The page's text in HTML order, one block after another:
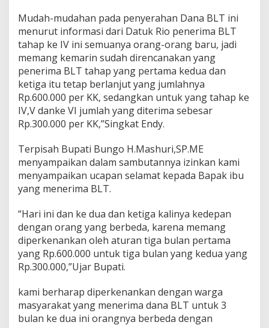
Mudah-mudahan pada penyerahan Dana BLT ini
menurut informasi dari Datuk Rio penerima BLT
tahap ke IV ini semuanya orang-orang baru, jadi
memang kemarin sudah direncanakan yang
penerima BLT tahap yang pertama kedua dan
ketiga itu tetap berlanjut yang jumlahnya
Rp.600.000 per KK, sedangkan untuk yang tahap ke
IV,V danke VI jumlah yang diterima sebesar
Rp.300.000 per KK,”Singkat Endy.
Terpisah Bupati Bungo H.Mashuri,SP.ME
menyampaikan dalam sambutannya izinkan kami
menyampaikan ucapan selamat kepada Bapak ibu
yang menerima BLT.
“Hari ini dan ke dua dan ketiga kalinya kedepan
dengan orang yang berbeda, karena memang
diperkenankan oleh aturan tiga bulan pertama
yang Rp.600.000 untuk tiga bulan yang kedua yang
Rp.300.000,”Ujar Bupati.
kami berharap diperkenankan dengan warga
masyarakat yang menerima dana BLT untuk 3
bulan ke dua ini orangnya berbeda dengan